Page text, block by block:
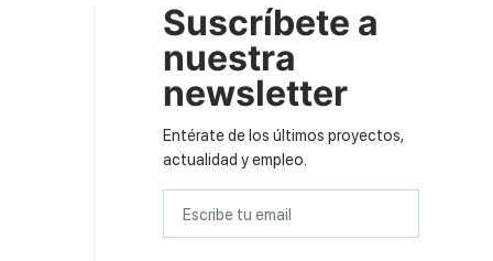
Suscríbete a
nuestra
newsletter
Entérate de los últimos proyectos,
actualidad y empleo.